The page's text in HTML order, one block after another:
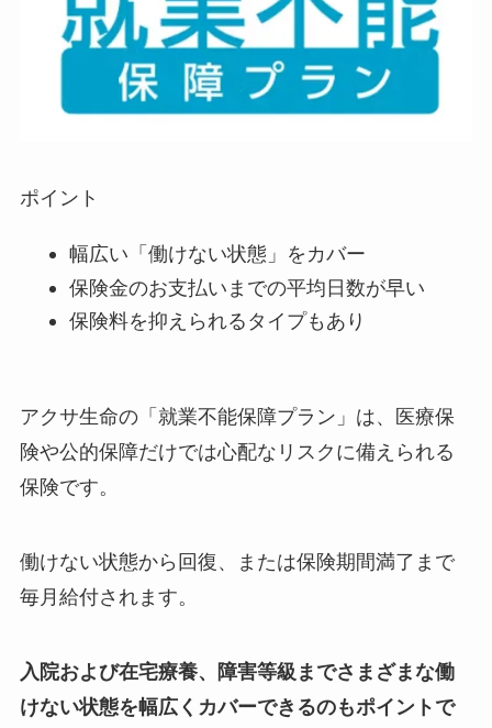
ポイント
幅広い「働けない状態」をカバー
保険金のお支払いまでの平均日数が早い
保険料を抑えられるタイプもあり
アクサ生命の「​就業不能保障プラン」は、医療保
険や公的保障だけでは心配なリスクに備えられる
保険です。
働けない状態から回復、または保険期間満了まで
毎月給付されます。
入院および在宅療養、障害等級までさまざまな働
けない状態を幅広くカバーできるのもポイントで